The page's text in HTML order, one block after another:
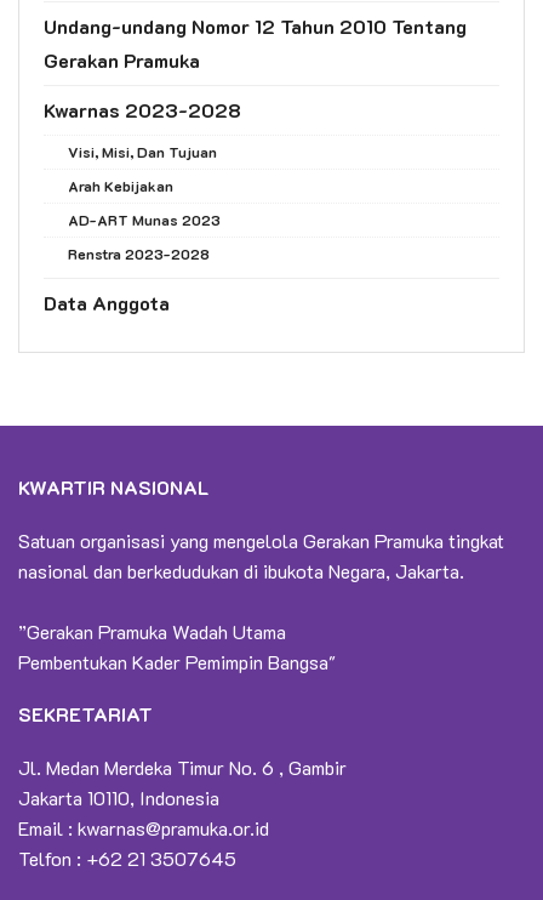
Undang-undang Nomor 12 Tahun 2010 Tentang
Gerakan Pramuka
Kwarnas 2023-2028
Visi, Misi, Dan Tujuan
Arah Kebijakan
AD-ART Munas 2023
Renstra 2023-2028
Data Anggota
KWARTIR NASIONAL
Satuan organisasi yang mengelola Gerakan Pramuka tingkat
nasional dan berkedudukan di ibukota Negara, Jakarta.
”Gerakan Pramuka Wadah Utama
Pembentukan Kader Pemimpin Bangsa"
SEKRETARIAT
Jl. Medan Merdeka Timur No. 6 , Gambir
Jakarta 10110, Indonesia
Email : kwarnas@pramuka.or.id
Telfon : +62 21 3507645